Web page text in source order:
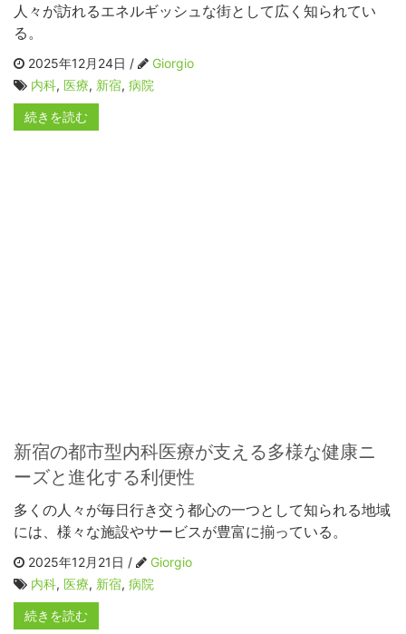
人々が訪れるエネルギッシュな街として広く知られてい
る。
2025年12月24日 /
Giorgio
内科, 医療, 新宿, 病院
続きを読む
新宿の都市型内科医療が支える多様な健康ニ
ーズと進化する利便性
多くの人々が毎日行き交う都心の一つとして知られる地域
には、様々な施設やサービスが豊富に揃っている。
2025年12月21日 /
Giorgio
内科, 医療, 新宿, 病院
続きを読む